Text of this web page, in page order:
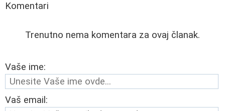
Komentari
Trenutno nema komentara za ovaj članak.
Vaše ime:
Vaš email: